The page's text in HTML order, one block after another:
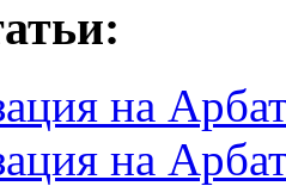
на
на